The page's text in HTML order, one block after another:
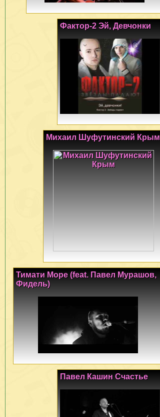
Фактор-2 Эй, Девчонки
Михаил Шуфутинский Крым
Тимати Море (feat. Павел Мурашов,
Фидель)
Павел Кашин Счастье